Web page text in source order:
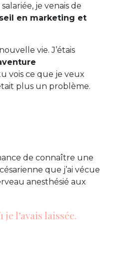
je venais de
en marketing et
vie. J’étais
vois ce que je veux
plus un problème.
de connaître une
que j’ai vécue
anesthésié aux
l’avais laissée.